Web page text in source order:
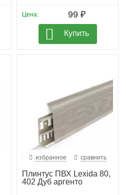
Цена: 99 ₽
Купить
избранное сравнить
Плинтус ПВХ Lexida 80,
402 Дуб аргенто